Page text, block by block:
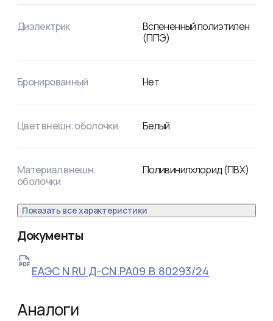
Диэлектрик
Вспененный полиэтилен
(ППЭ)
Бронированный Нет
Цвет внешн. оболочки Белый
Материал внешн.
оболочки
Поливинилхлорид (ПВХ)
Показать все характеристики
Документы
ЕАЭС N RU Д-CN.РА09.В.80293/24
Аналоги